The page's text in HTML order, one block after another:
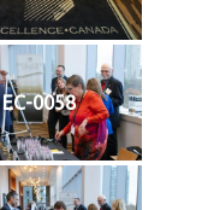
EC-0058